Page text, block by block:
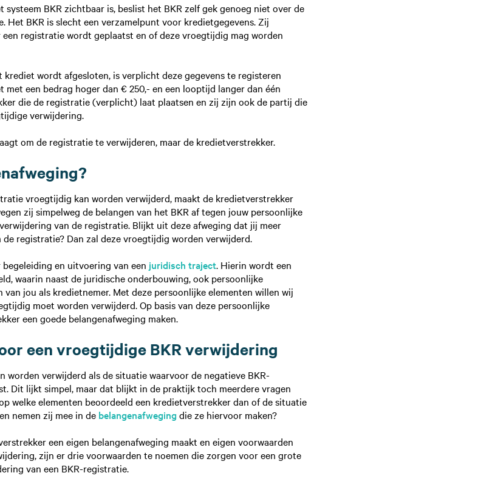
BKR zichtbaar is, beslist het BKR zelf gek genoeg niet over de
Het BKR is slecht een verzamelpunt voor kredietgegevens. Zij
een registratie wordt geplaatst en of deze vroegtijdig mag worden
wordt afgesloten, is verplicht deze gegevens te registeren
met een bedrag hoger dan € 250,- en een looptijd langer dan één
die de registratie (verplicht) laat plaatsen en zij zijn ook de partij die
verwijdering.
om de registratie te verwijderen, maar de kredietverstrekker.
vroegtijdig kan worden verwijderd, maakt de kredietverstrekker
zij simpelweg de belangen van het BKR af tegen jouw persoonlijke
van de registratie. Blijkt uit deze afweging dat jij meer
registratie? Dan zal deze vroegtijdig worden verwijderd.
en uitvoering van een juridisch traject. Hierin wordt een
waarin naast de juridische onderbouwing, ook persoonlijke
van jou als kredietnemer. Met deze persoonlijke elementen willen wij
moet worden verwijderd. Op basis van deze persoonlijke
een goede belangenafweging maken.
een vroegtijdige BKR verwijdering
worden verwijderd als de situatie waarvoor de negatieve BKR-
Dit lijkt simpel, maar dat blijkt in de praktijk toch meerdere vragen
welke elementen beoordeeld een kredietverstrekker dan of de situatie
nemen zij mee in de belangenafweging die ze hiervoor maken?
een eigen belangenafweging maakt en eigen voorwaarden
zijn er drie voorwaarden te noemen die zorgen voor een grote
van een BKR-registratie.